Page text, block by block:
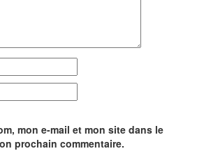
mon e-mail et mon site dans le
prochain commentaire.